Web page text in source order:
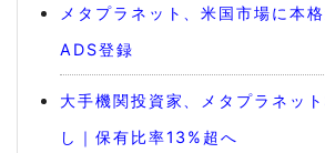
メタプラネット、米国市場に本
ADS登録
大手機関投資家、メタプラネッ
し｜保有比率13%超へ